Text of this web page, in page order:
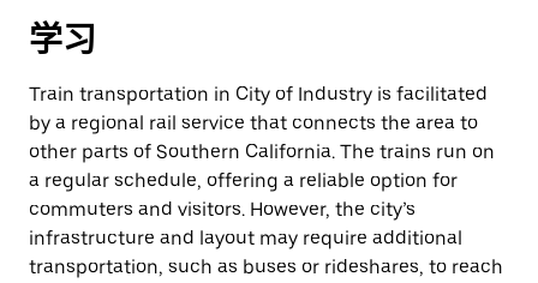
学习
Train transportation in City of Industry is facilitated
by a regional rail service that connects the area to
other parts of Southern California. The trains run on
a regular schedule, offering a reliable option for
commuters and visitors. However, the city’s
infrastructure and layout may require additional
transportation, such as buses or rideshares, to reach